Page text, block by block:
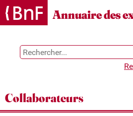
Gestion des cookies
Annuaire des
Collaborateurs